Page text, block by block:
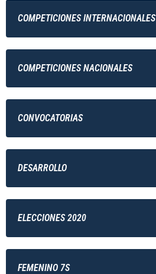
COMPETICIONES INTERNACIONALES
COMPETICIONES NACIONALES
CONVOCATORIAS
DESARROLLO
ELECCIONES 2020
FEMENINO 7S